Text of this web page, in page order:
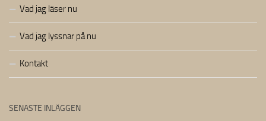
Vad jag läser nu
Vad jag lyssnar på nu
Kontakt
SENASTE INLÄGGEN